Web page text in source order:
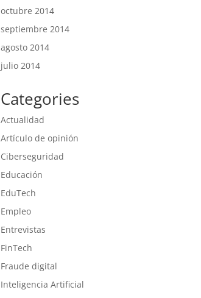
octubre 2014
septiembre 2014
agosto 2014
julio 2014
Categories
Actualidad
Artículo de opinión
Ciberseguridad
Educación
EduTech
Empleo
Entrevistas
FinTech
Fraude digital
Inteligencia Artificial